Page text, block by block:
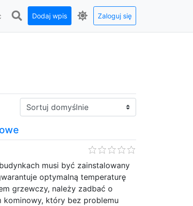
Dodaj wpis Zaloguj się
Sortuj:
musi być zainstalowany
optymalną temperaturę
grzewczy, należy zadbać o
który bez problemu